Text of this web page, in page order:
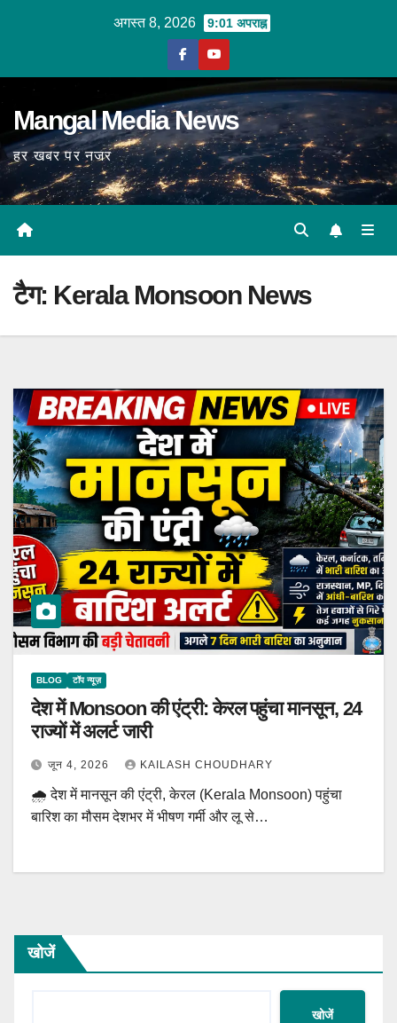
अगस्त 8, 2026 9:01 अपराह्न
Mangal Media News
हर खबर पर नजर
टैग: Kerala Monsoon News
BLOG टॉप न्यूज़
देश में Monsoon की एंट्री: केरल पहुंचा मानसून, 24
राज्यों में अलर्ट जारी
जून 4, 2026 KAILASH CHOUDHARY
🌧️ देश में मानसून की एंट्री, केरल (Kerala Monsoon) पहुंचा
बारिश का मौसम देशभर में भीषण गर्मी और लू से…
खोजें
खोजें